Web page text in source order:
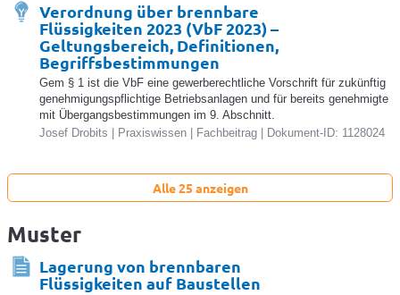
Verordnung über brennbare
Flüssigkeiten 2023 (VbF 2023) –
Geltungsbereich, Definitionen,
Begriffsbestimmungen
Gem § 1 ist die VbF eine gewerberechtliche Vorschrift für zukünftig
genehmigungspflichtige Betriebsanlagen und für bereits genehmigte
mit Übergangsbestimmungen im 9. Abschnitt.
Josef Drobits | Praxiswissen | Fachbeitrag | Dokument-ID: 1128024
Alle 25 anzeigen
Muster
Lagerung von brennbaren
Flüssigkeiten auf Baustellen